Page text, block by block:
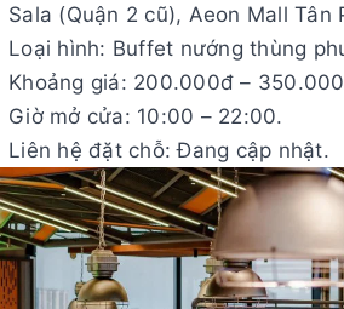
Sala (Quận 2 cũ), Aeon Mall Tân
Loại hình: Buffet nướng thùng
Khoảng giá: 200.000đ –
Giờ mở cửa: 10:00 – 22:00.
Liên hệ đặt chỗ: Đang cập nhật.